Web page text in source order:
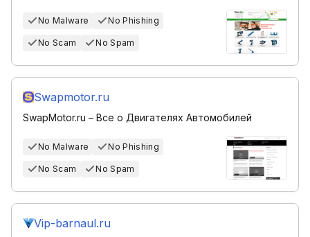
No Malware No Phishing
No Scam No Spam
Swapmotor.ru
SwapMotor.ru – Все о Двигателях Автомобилей
No Malware No Phishing
No Scam No Spam
Vip-barnaul.ru